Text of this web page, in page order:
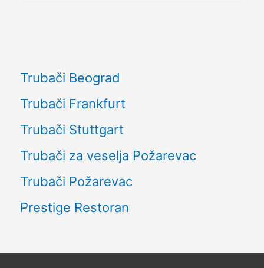
Trubači Beograd
Trubači Frankfurt
Trubači Stuttgart
Trubači za veselja Požarevac
Trubači Požarevac
Prestige Restoran